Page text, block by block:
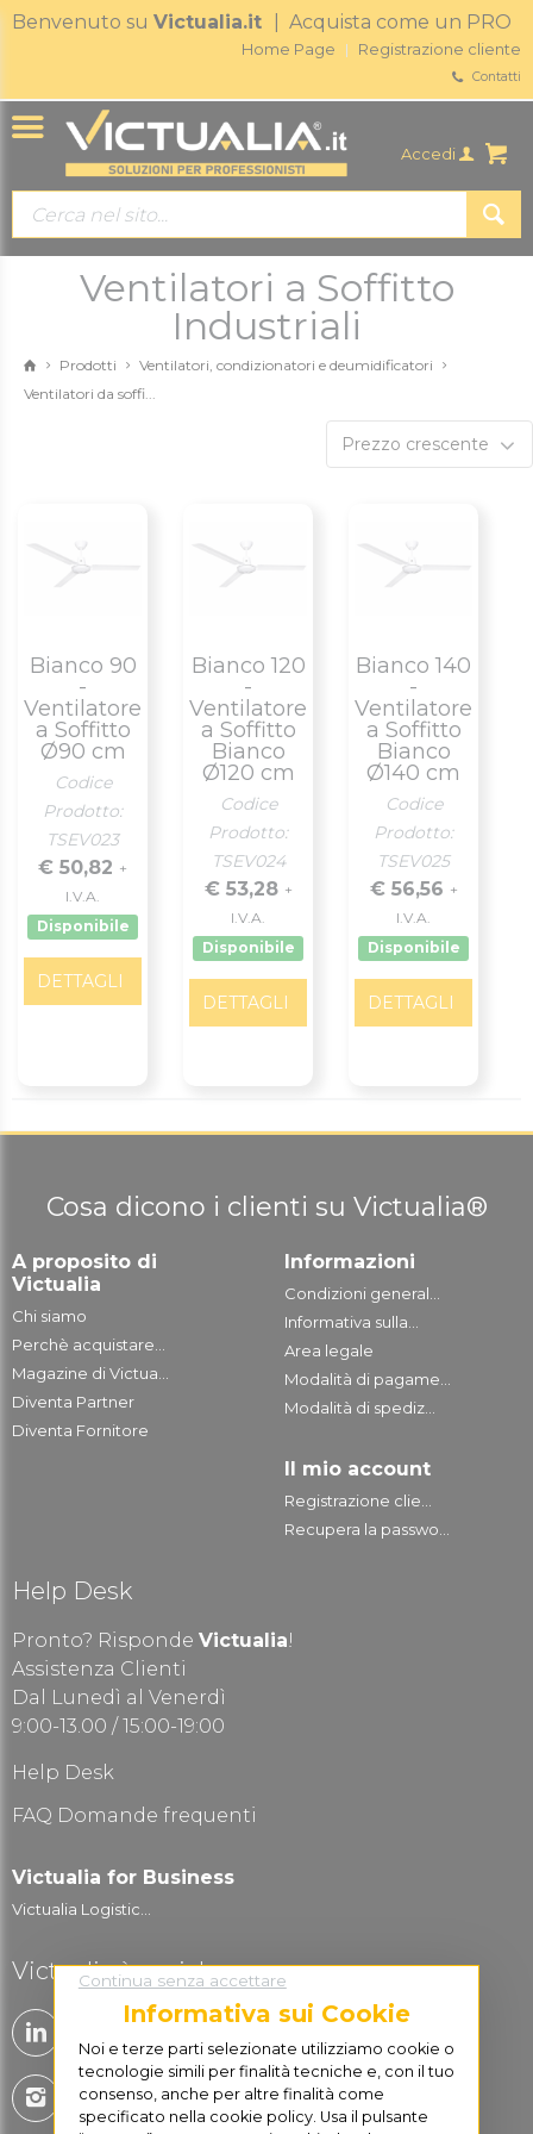
Benvenuto su Victualia.it | Acquista come un PRO
Home Page Registrazione cliente
Contatti
Accedi
Ventilatori a Soffitto
Industriali
Prodotti
Ventilatori, condizionatori e deumidificatori
Ventilatori da soffi...
Prezzo crescente
Bianco 90
-
Ventilatore
a Soffitto
Ø90 cm
Codice
Prodotto:
TSEV023
€ 50,82 +
I.V.A.
Disponibile
DETTAGLI
Bianco 120
-
Ventilatore
a Soffitto
Bianco
Ø120 cm
Codice
Prodotto:
TSEV024
€ 53,28 +
I.V.A.
Disponibile
DETTAGLI
Bianco 140
-
Ventilatore
a Soffitto
Bianco
Ø140 cm
Codice
Prodotto:
TSEV025
€ 56,56 +
I.V.A.
Disponibile
DETTAGLI
Cosa dicono i clienti su Victualia®
A proposito di
Victualia
Chi siamo
Perchè acquistare...
Magazine di Victua...
Diventa Partner
Diventa Fornitore
Informazioni
Condizioni general...
Informativa sulla...
Area legale
Modalità di pagame...
Modalità di spediz...
Il mio account
Registrazione clie...
Recupera la passwo...
Help Desk
Pronto? Risponde Victualia!
Assistenza Clienti
Dal Lunedì al Venerdì
9:00-13.00 / 15:00-19:00
Help Desk
FAQ Domande frequenti
Victualia for Business
Victualia Logistic...
Victualia è social
Continua senza accettare
Informativa sui Cookie
Noi e terze parti selezionate utilizziamo cookie o
tecnologie simili per finalità tecniche e, con il tuo
consenso, anche per altre finalità come
specificato nella cookie policy. Usa il pulsante